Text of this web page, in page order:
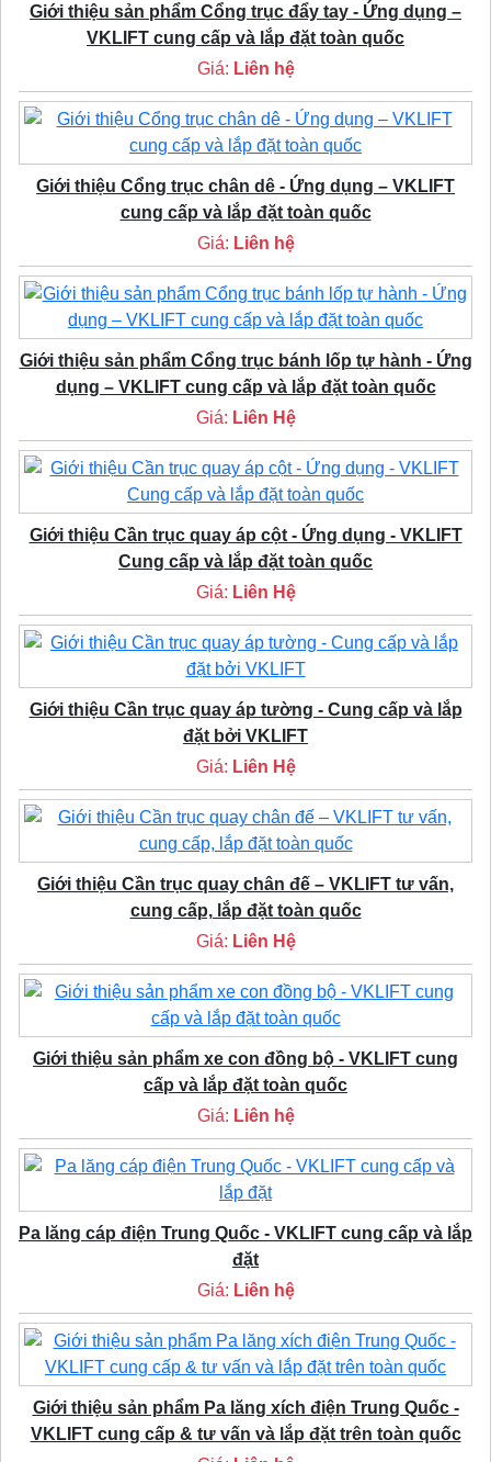
Giới thiệu sản phẩm Cổng trục đẩy tay - Ứng dụng –
VKLIFT cung cấp và lắp đặt toàn quốc
Giá: Liên hệ
Giới thiệu Cổng trục chân dê - Ứng dụng – VKLIFT
cung cấp và lắp đặt toàn quốc
Giá: Liên hệ
Giới thiệu sản phẩm Cổng trục bánh lốp tự hành - Ứng
dụng – VKLIFT cung cấp và lắp đặt toàn quốc
Giá: Liên Hệ
Giới thiệu Cần trục quay áp cột - Ứng dụng - VKLIFT
Cung cấp và lắp đặt toàn quốc
Giá: Liên Hệ
Giới thiệu Cần trục quay áp tường - Cung cấp và lắp
đặt bởi VKLIFT
Giá: Liên Hệ
Giới thiệu Cần trục quay chân đế – VKLIFT tư vấn,
cung cấp, lắp đặt toàn quốc
Giá: Liên Hệ
Giới thiệu sản phẩm xe con đồng bộ - VKLIFT cung
cấp và lắp đặt toàn quốc
Giá: Liên hệ
Pa lăng cáp điện Trung Quốc - VKLIFT cung cấp và lắp
đặt
Giá: Liên hệ
Giới thiệu sản phẩm Pa lăng xích điện Trung Quốc -
VKLIFT cung cấp & tư vấn và lắp đặt trên toàn quốc